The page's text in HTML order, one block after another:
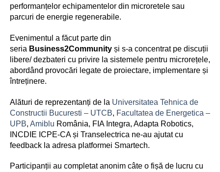
performanțelor echipamentelor din microretele sau
parcuri de energie regenerabile.
Evenimentul a făcut parte din
seria Business2Community și s-a concentrat pe discuții
libere/ dezbateri cu privire la sistemele pentru microrețele,
abordând provocări legate de proiectare, implementare și
întreținere.
Alături de reprezentanți de la Universitatea Tehnica de
Constructii Bucuresti – UTCB, Facultatea de Energetica –
UPB, Amiblu România, FIA Integra, Adapta Robotics,
INCDIE ICPE-CA și Transelectrica ne-au ajutat cu
feedback la adresa platformei Smartech.
Participanții au completat anonim câte o fișă de lucru cu